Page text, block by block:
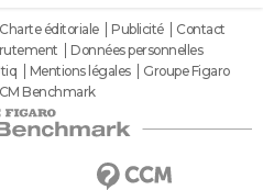
Charte éditoriale Publicité
Contact
Données personnelles
Mentions légales
Groupe Figaro
Benchmark